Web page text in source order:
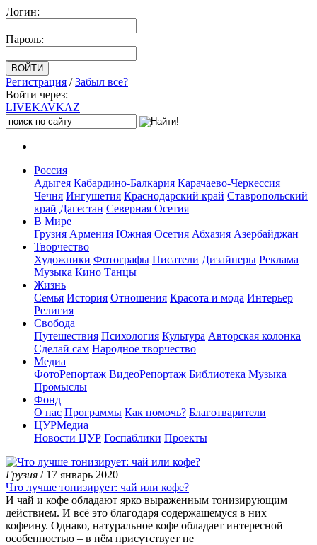
Логин:
Пароль:
Регистрация /Забыл все?
Войти через:
LIVEKAVKAZ
Россия
Адыгея Кабардино-Балкария Карачаево-Черкессия
Чечня Ингушетия Краснодарский край Ставропольский
край Дагестан Северная Осетия
В Мире
Грузия Армения Южная Осетия Абхазия Азербайджан
Творчество
Художники Фотографы Писатели Дизайнеры Реклама
Музыка Кино Танцы
Жизнь
Семья История Отношения Красота и мода Интерьер
Религия
Свобода
Путешествия Психология Культура Авторская колонка
Сделай сам Народное творчество
Медиа
ФотоРепортаж ВидеоРепортаж Библиотека Музыка
Промыслы
Фонд
О нас Программы Как помочь? Благотварители
ЦУРМедиа
Новости ЦУР Госпаблики Проекты
Грузия / 17 январь 2020
Что лучше тонизирует: чай или кофе?
И чай и кофе обладают ярко выраженным тонизирующим
действием. И всё это благодаря содержащемуся в них
кофеину. Однако, натуральное кофе обладает интересной
особенностью – в нём присутствует не